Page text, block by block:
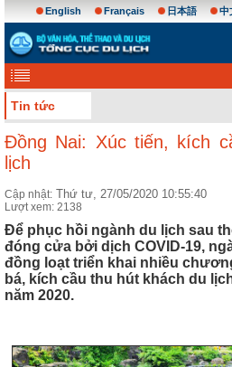
English Français 日本語 中
Tin tức
Đồng Nai: Xúc tiến, kích
lịch
Cập nhật: Thứ tư, 27/05/2020 10:55:40
Lượt xem: 2138
Để phục hồi ngành du lịch sau
đóng cửa bởi dịch COVID-19,
đồng loạt triển khai nhiều
bá, kích cầu thu hút khách du
năm 2020.